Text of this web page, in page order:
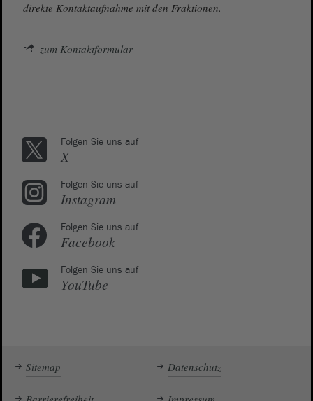
direkte Kontaktaufnahme mit den Fraktionen.
zum Kontaktformular
Folgen Sie uns auf
X
Folgen Sie uns auf
Instagram
Folgen Sie uns auf
Facebook
Folgen Sie uns auf
YouTube
Sitemap Datenschutz